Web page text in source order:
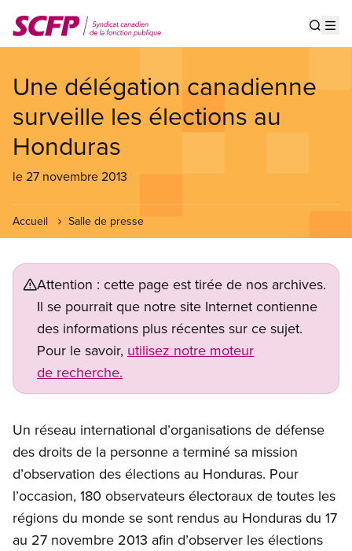
au
contenu
Une délégation canadienne
surveille les élections au
Honduras
le 27 novembre 2013
Accueil Salle de presse
Attention : cette page est tirée de nos archives.
Il se pourrait que notre site Internet contienne
des informations plus récentes sur ce sujet.
Pour le savoir, utilisez notre moteur
de recherche.
Un réseau international d’organisations de défense
des droits de la personne a terminé sa mission
d’observation des élections au Honduras. Pour
l’occasion, 180 observateurs électoraux de toutes les
régions du monde se sont rendus au Honduras du 17
au 27 novembre 2013 afin d’observer les élections